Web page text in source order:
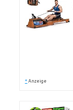
* Anzeige